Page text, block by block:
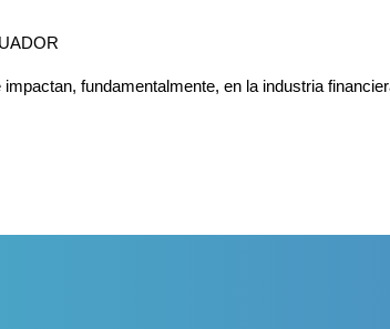
impactan, fundamentalmente, en la industria